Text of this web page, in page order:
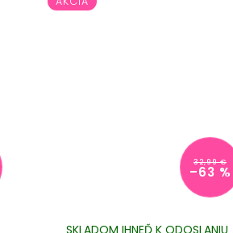
32,99 €
–63 %